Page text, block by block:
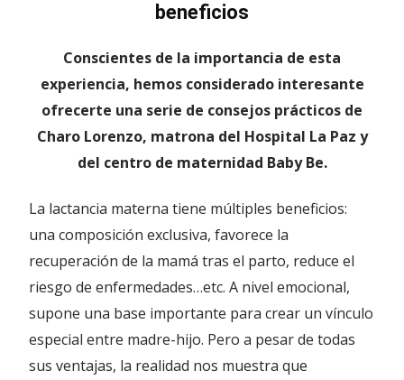
beneficios
Conscientes de la importancia de esta
experiencia, hemos considerado interesante
ofrecerte una serie de consejos prácticos de
Charo Lorenzo, matrona del Hospital La Paz y
del centro de maternidad Baby Be.
La lactancia materna tiene múltiples beneficios:
una composición exclusiva, favorece la
recuperación de la mamá tras el parto, reduce el
riesgo de enfermedades…etc. A nivel emocional,
supone una base importante para crear un vínculo
especial entre madre-hijo. Pero a pesar de todas
sus ventajas, la realidad nos muestra que